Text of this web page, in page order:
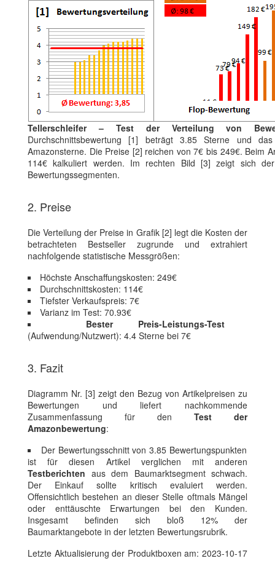
Tellerschleifer – Test der Verteilung von
Durchschnittsbewertung [1] beträgt 3.85 Sterne und
Amazonsterne. Die Preise [2] reichen von 7€ bis 249€. Beim
114€ kalkuliert werden. Im rechten Bild [3] zeigt sich
Bewertungssegmenten.
2. Preise
Die Verteilung der Preise in Grafik [2] legt die Kosten der
betrachteten Bestseller zugrunde und extrahiert
nachfolgende statistische Messgrößen:
Höchste Anschaffungskosten: 249€
Durchschnittskosten: 114€
Tiefster Verkaufspreis: 7€
Varianz im Test: 70.93€
Bester Preis-Leistungs-Test
(Aufwendung/Nutzwert): 4.4 Sterne bei 7€
3. Fazit
Diagramm Nr. [3] zeigt den Bezug von Artikelpreisen zu
Bewertungen und liefert nachkommende
Zusammenfassung für den Test der
Amazonbewertung:
Der Bewertungsschnitt von 3.85 Bewertungspunkten
ist für diesen Artikel verglichen mit anderen
Testberichten aus dem Baumarktsegment schwach.
Der Einkauf sollte kritisch evaluiert werden.
Offensichtlich bestehen an dieser Stelle oftmals Mängel
oder enttäuschte Erwartungen bei den Kunden.
Insgesamt befinden sich bloß 12% der
Baumarktangebote in der letzten Bewertungsrubrik.
Letzte Aktualisierung der Produktboxen am: 2023-10-17